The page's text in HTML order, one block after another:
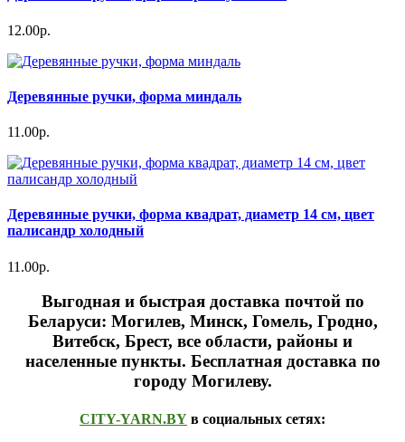
12.00р.
Деревянные ручки, форма миндаль
11.00р.
Деревянные ручки, форма квадрат, диаметр 14 см, цвет
палисандр холодный
11.00р.
Выгодная и быстрая доставка почтой по
Беларуси: Могилев, Минск, Гомель, Гродно,
Витебск, Брест, все области, районы и
населенные пункты. Бесплатная доставка по
городу Могилеву.
CITY-YARN.BY в социальных сетях: